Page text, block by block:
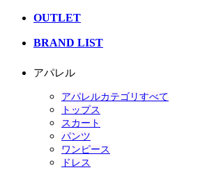
OUTLET
BRAND LIST
アパレル
アパレルカテゴリすべて
トップス
スカート
パンツ
ワンピース
ドレス